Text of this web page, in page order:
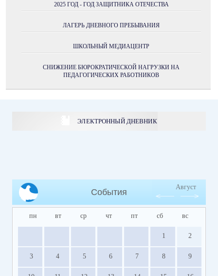
2025 ГОД - ГОД ЗАЩИТНИКА ОТЕЧЕСТВА
ЛАГЕРЬ ДНЕВНОГО ПРЕБЫВАНИЯ
ШКОЛЬНЫЙ МЕДИАЦЕНТР
СНИЖЕНИЕ БЮРОКРАТИЧЕСКОЙ НАГРУЗКИ НА
ПЕДАГОГИЧЕСКИХ РАБОТНИКОВ
ЭЛЕКТРОННЫЙ ДНЕВНИК
События
Август
пн вт ср чт пт сб вс
1 2
3 4 5 6 7 8 9